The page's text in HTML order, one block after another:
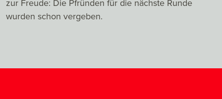
zur Freude: Die Pfründen für die nächste Runde
wurden schon vergeben.